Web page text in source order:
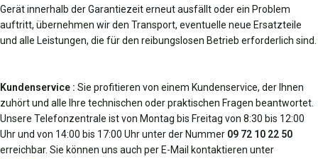
Gerät innerhalb der Garantiezeit erneut ausfällt oder ein Problem
auftritt, übernehmen wir den Transport, eventuelle neue Ersatzteile
und alle Leistungen, die für den reibungslosen Betrieb erforderlich sind.
Kundenservice : Sie profitieren von einem Kundenservice, der Ihnen
zuhört und alle Ihre technischen oder praktischen Fragen beantwortet.
Unsere Telefonzentrale ist von Montag bis Freitag von 8:30 bis 12:00
Uhr und von 14:00 bis 17:00 Uhr unter der Nummer 09 72 10 22 50
erreichbar. Sie können uns auch per E-Mail kontaktieren unter